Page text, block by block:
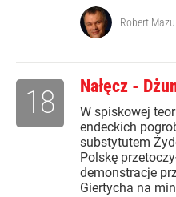
Robert
Nałęcz -
W spiskowej
endeckich
substytutem
Polskę
demonstracje
Giertycha na
18